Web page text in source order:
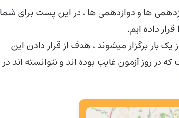
ها و دوازدهمی ها ، در این پست برای شما
که اطلاع دارید آزمون های قلم چی هر 14 روز یک بار برگزار میشوند ، هدف از قرار دادن این
روز آزمون غایب بوده اند و نتوانسته اند در